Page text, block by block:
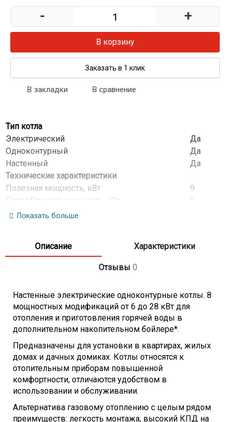
- +
В корзину
Заказать в 1 клик
В закладки В сравнение
Тип котла
Электрический
Да
Одноконтурный
Да
Настенный
Да
Технические характеристики
Полезная мощность, кВт
9
Потребляемая мощность, кВт
9
Номинальный ток, ~230В/А
Максимальная сила тока ~360В/А
14
Светодиодная индикация
Да
Жидкокристаллический дисплей
Индикация температуры
Индикация неисправностей
Режимы отопления
Масксимальная рабочая температура
Система контроля
Предохранительный клапан
Тепловой предохранитель
Защита от замерзания
Да
Показать больше
Описание Характеристики
Отзывы 0
Настенные электрические одноконтурные котлы. 8
мощностных модификаций от 6 до 28 кВт для
отопления и приготовления горячей воды в
дополнительном накопительном бойлере*.
Предназначены для установки в квартирах, жилых
домах и дачных домиках. Котлы относятся к
отопительным приборам повышенной
комфортности, отличаются удобством в
использовании и обслуживании.
Альтернатива газовому отоплению с целым рядом
преимуществ: легкость монтажа, высокий КПД на